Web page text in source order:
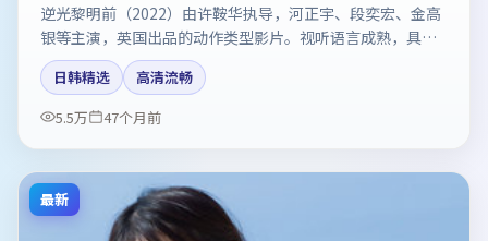
逆光黎明前（2022）由许鞍华执导，河正宇、段奕宏、金高
银等主演，英国出品的动作类型影片。视听语言成熟，具备
院线质感。剧情简介与主创信息可供检索参考，上映日期以
片方资料为准。
日韩精选
高清流畅
5.5万
47个月前
最新